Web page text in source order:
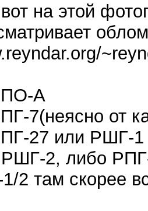
на этой
А
7(неясно от
27 или РШГ-1
РШГ-2, либо
2 там скорее